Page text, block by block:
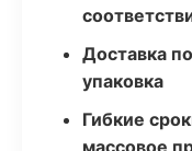
Доставка
упаковка
Гибкие
массовое